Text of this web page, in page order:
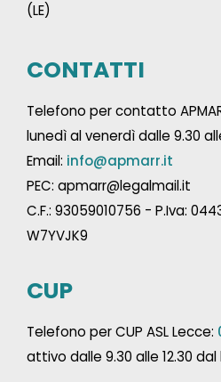
(LE)
CONTATTI
Telefono per contatto
lunedì al venerdì dalle 9.30
Email: info@apmarr.it
PEC: apmarr@legalmail.it
C.F.: 93059010756 - P.Iva:
W7YVJK9
CUP
Telefono per CUP ASL Lecce:
attivo dalle 9.30 alle 12.30